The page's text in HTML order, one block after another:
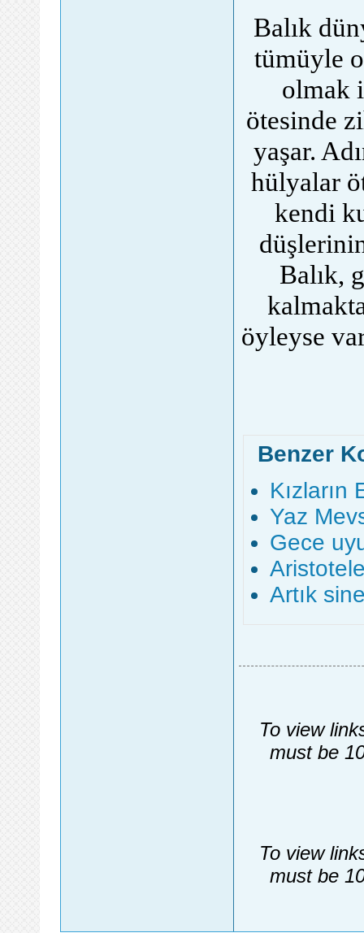
Balık
tümüyle
olmak
ötesinde
yaşar.
hülyalar
kendi
Balık,
öyleyse
Benzer
Yaz
Gece
Artık
To view
must be
To view
must be